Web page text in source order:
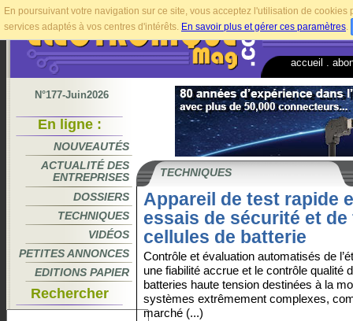
En poursuivant votre navigation sur ce site, vous acceptez l'utilisation de
services adaptés à vos centres d'intérêts. En savoir plus et gérer ces paramètres.
accueil
N°177-Juin2026
En ligne :
NOUVEAUTÉS
ACTUALITÉ DES
ENTREPRISES
DOSSIERS
TECHNIQUES
VIDÉOS
PETITES ANNONCES
EDITIONS PAPIER
Rechercher
TECHNIQUES
Appareil de test rapide
essais de sécurité et
cellules de batterie
Contrôle et évaluation automatisés de
une fiabilité accrue et le contrôle qualité
batteries haute tension destinées à la
systèmes extrêmement complexes,
marché (...)